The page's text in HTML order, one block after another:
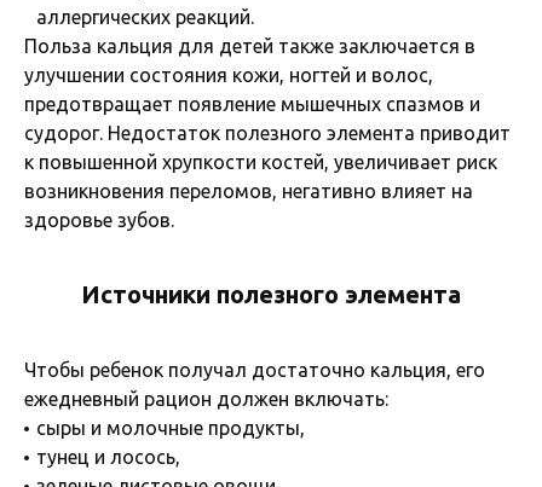
аллергических реакций.
Польза кальция для детей также заключается в
улучшении состояния кожи, ногтей и волос,
предотвращает появление мышечных спазмов и
судорог. Недостаток полезного элемента приводит
к повышенной хрупкости костей, увеличивает риск
возникновения переломов, негативно влияет на
здоровье зубов.
Источники полезного элемента
Чтобы ребенок получал достаточно кальция, его
ежедневный рацион должен включать:
сыры и молочные продукты,
тунец и лосось,